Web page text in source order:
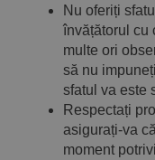
Nu oferiți
învățătorul cu
multe ori
să nu
sfatul va este
Respectați
asigurați-va
moment